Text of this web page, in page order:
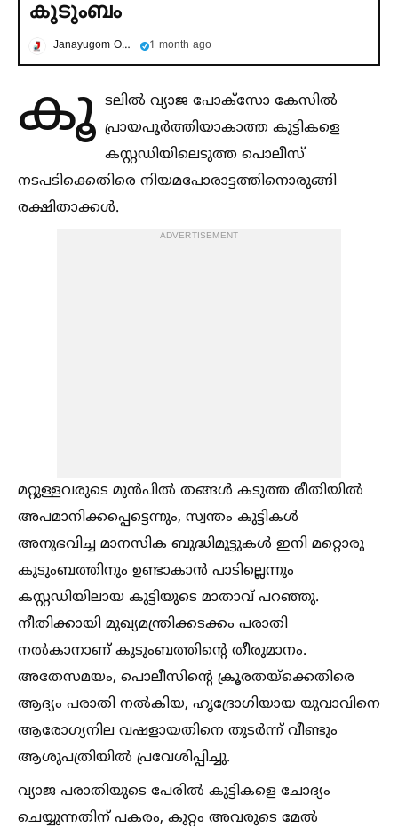
കുടുംബം
Janayugom Online 1 month ago
കൂ ടലില്‍ വ്യാജ പോക്സോ കേസില്‍
പ്രായപൂർത്തിയാകാത്ത കുട്ടികളെ
കസ്റ്റഡിയിലെടുത്ത പൊലീസ്
നടപടിക്കെതിരെ നിയമപോരാട്ടത്തിനൊരുങ്ങി
രക്ഷിതാക്കള്‍.
ADVERTISEMENT
മറ്റുള്ളവരുടെ മുൻപില്‍ തങ്ങള്‍ കടുത്ത രീതിയില്‍
അപമാനിക്കപ്പെട്ടെന്നും, സ്വന്തം കുട്ടികള്‍
അനുഭവിച്ച മാനസിക ബുദ്ധിമുട്ടുകള്‍ ഇനി മറ്റൊരു
കുടുംബത്തിനും ഉണ്ടാകാൻ പാടില്ലെന്നും
കസ്റ്റഡിയിലായ കുട്ടിയുടെ മാതാവ് പറഞ്ഞു.
നീതിക്കായി മുഖ്യമന്ത്രിക്കടക്കം പരാതി
നല്‍കാനാണ് കുടുംബത്തിന്റെ തീരുമാനം.
അതേസമയം, പൊലീസിന്റെ ക്രൂരതയ്ക്കെതിരെ
ആദ്യം പരാതി നല്‍കിയ, ഹൃദ്രോഗിയായ യുവാവിനെ
ആരോഗ്യനില വഷളായതിനെ തുടർന്ന് വീണ്ടും
ആശുപത്രിയില്‍ പ്രവേശിപ്പിച്ചു.
വ്യാജ പരാതിയുടെ പേരില്‍ കുട്ടികളെ ചോദ്യം
ചെയ്യുന്നതിന് പകരം, കുറ്റം അവരുടെ മേല്‍